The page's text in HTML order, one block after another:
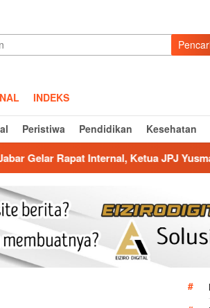
INDEKS
Peristiwa Pendidikan Kesehatan
Ketua JPJ Yusman : Fokus